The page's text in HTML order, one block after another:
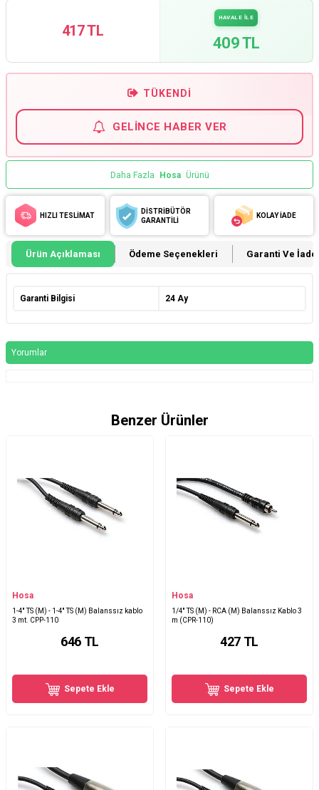
417 TL
HAVALE İLE
409 TL
TÜKENDI
GELINCE HABER VER
Daha Fazla Hosa Ürünü
HIZLI TESLİMAT
DİSTRİBÜTÖR
GARANTİLİ
KOLAY İADE
Ürün Açıklaması Ödeme Seçenekleri Garanti Ve İade
Garanti Bilgisi 24 Ay
Yorumlar
Benzer Ürünler
Hosa
1-4'' TS (M) - 1-4'' TS (M) Balanssız kablo
3 mt. CPP-110
646 TL
Sepete Ekle
Hosa
1/4'' TS (M) - RCA (M) Balanssız Kablo 3
m (CPR-110)
427 TL
Sepete Ekle